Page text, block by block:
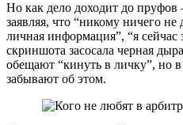
Но как дело доходит до
заявляя, что “никому ничего
личная информация”, “я сейчас
скриншота засосала черная
обещают “кинуть в личку”, но
забывают об этом.